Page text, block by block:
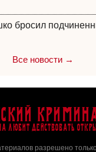
бросил
Все новости →
любит действовать
разрешено только